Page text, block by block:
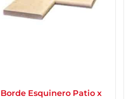
Borde Esquinero Patio x